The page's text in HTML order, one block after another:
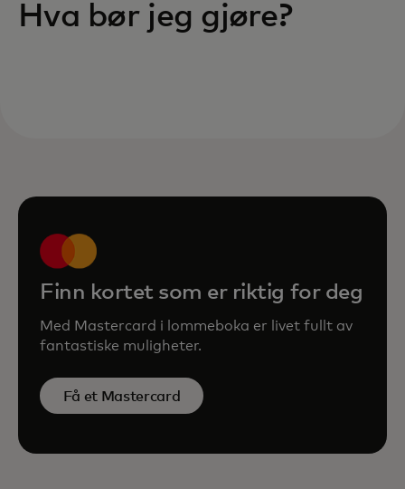
Hva bør jeg gjøre?
Finn kortet som er riktig for deg
Med Mastercard i lommeboka er livet fullt av
fantastiske muligheter.
Få et Mastercard